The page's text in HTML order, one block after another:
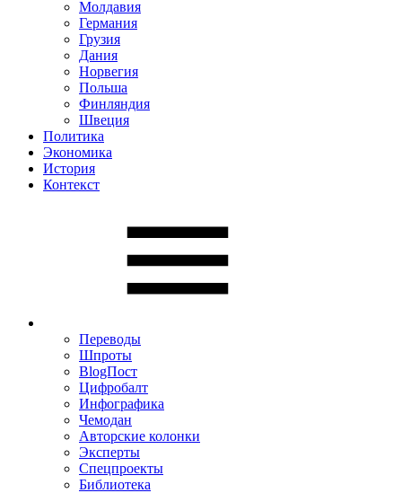
Молдавия
Германия
Грузия
Дания
Норвегия
Польша
Финляндия
Швеция
Политика
Экономика
История
Контекст
Переводы
Шпроты
BlogПост
Цифробалт
Инфографика
Чемодан
Авторские колонки
Эксперты
Спецпроекты
Библиотека